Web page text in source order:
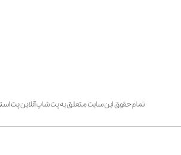
تمام حقوق این سایت متعلق به پت شاپ آنلاین پت